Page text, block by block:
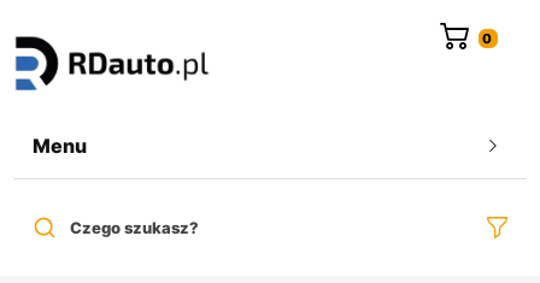
Menu
Czego szukasz?